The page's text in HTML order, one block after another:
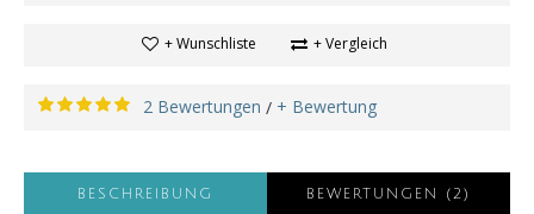
+ Wunschliste + Vergleich
2 Bewertungen / + Bewertung
BESCHREIBUNG BEWERTUNGEN (2)